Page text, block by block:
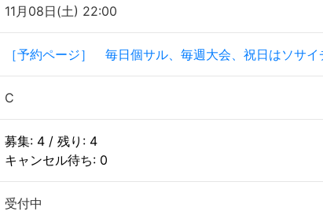
11月08日(土) 22:00
［予約ページ］ 毎日個サル、毎週大会、祝日はソサ
C
募集: 4 / 残り: 4
キャンセル待ち: 0
受付中